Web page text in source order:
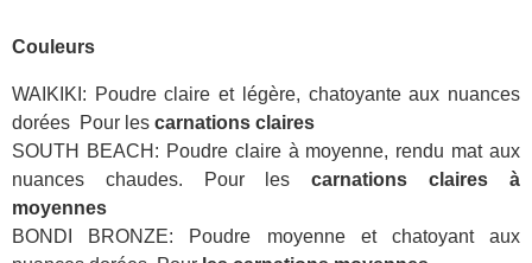
Couleurs
WAIKIKI: Poudre claire et légère, chatoyante aux nuances
dorées Pour les carnations claires
SOUTH BEACH: Poudre claire à moyenne, rendu mat aux
nuances chaudes. Pour les carnations claires à
moyennes
BONDI BRONZE: Poudre moyenne et chatoyant aux